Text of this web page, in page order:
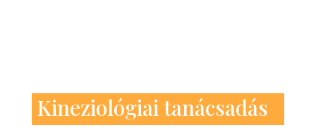
Kineziológiai tanácsadás